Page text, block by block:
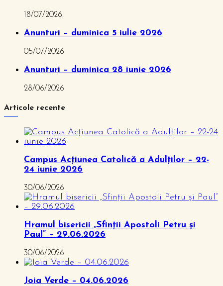
18/07/2026
Anunturi – duminica 5 iulie 2026
05/07/2026
Anunturi – duminica 28 iunie 2026
28/06/2026
Articole recente
Campus Acțiunea Catolică a Adulților – 22-
24 iunie 2026
30/06/2026
Hramul bisericii „Sfinții Apostoli Petru și
Paul” – 29.06.2026
30/06/2026
Joia Verde – 04.06.2026